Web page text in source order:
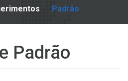
Padrão
Padrão